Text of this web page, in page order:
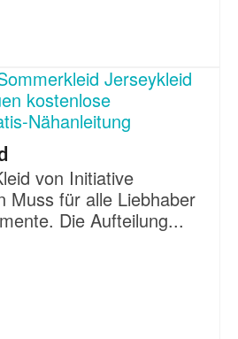
von Initiative
Muss für alle Liebhaber
Die Aufteilung...